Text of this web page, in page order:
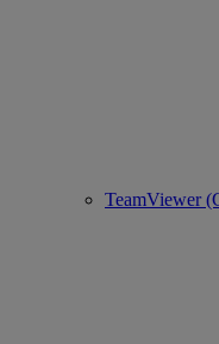
TeamViewer